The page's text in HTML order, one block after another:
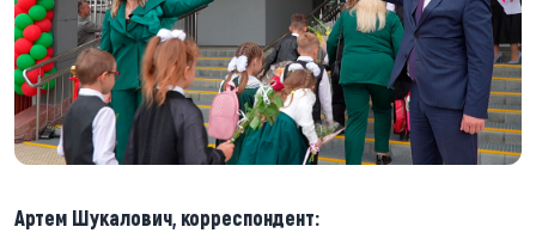
Артем Шукалович, корреспондент: